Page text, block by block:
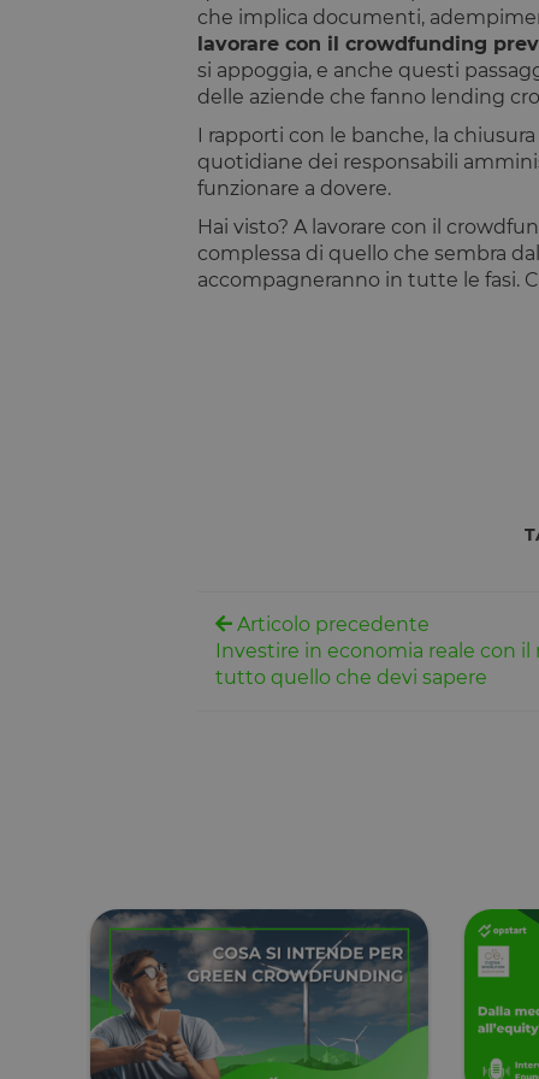
che implica documenti,
lavorare con il crowdfunding
si appoggia, e anche questi
delle aziende che fanno lending
I rapporti con le banche, la
quotidiane dei responsabili
funzionare a dovere.
Hai visto? A lavorare con il
complessa di quello che sembra
accompagneranno in tutte le fasi.
Articolo precedente
Investire in economia reale con
tutto quello che devi sapere
laravel_session
PHPSESSID
XSRF-TOKEN
tAE
tTDe
tTE
tPL